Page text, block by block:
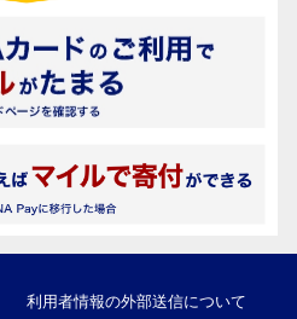
利用者情報の外部送信について